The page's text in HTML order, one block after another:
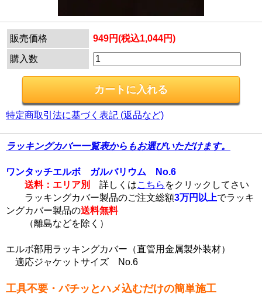
販売価格 949円(税込1,044円)
購入数
特定商取引法に基づく表記 (返品など)
ラッキングカバー一覧表からもお選びいただけます。
ワンタッチエルボ ガルバリウム No.6
送料：エリア別
詳しくはこちら をクリックしてさい
ラッキングカバー製品のご注文総額3万円以上でラッキ
ングカバー製品の送料無料
（離島などを除く）
エルボ部用ラッキングカバー（直管用金属製外装材）
適応ジャケットサイズ No.6
工具不要・パチッとハメ込むだけの簡単施工